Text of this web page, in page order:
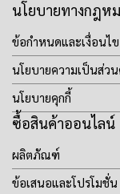
นโยบายทางกฎห
ข้อกำหนดและเงื่อนไข
นโยบายความเป็นส่ว
นโยบายคุกกี้
ซื้อสินค้าออนไลน์
ผลิตภัณฑ์
ข้อเสนอและโปรโมชั่น